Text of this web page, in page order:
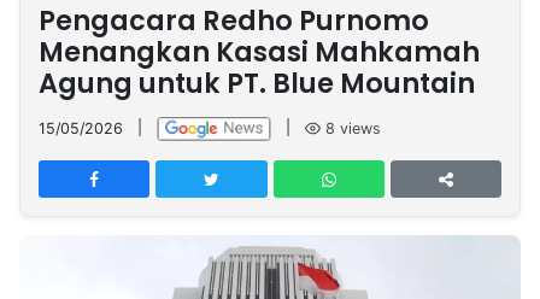
Nasional
International
Olahraga
Entertainment
Daerah
Pariwisata
Kuliner
Kolom
Network
PT
TREETAN
Pengacara Redho Purnomo
Menangkan Kasasi Mahkamah
Agung untuk PT. Blue Mountain
15/05/2026 8 views